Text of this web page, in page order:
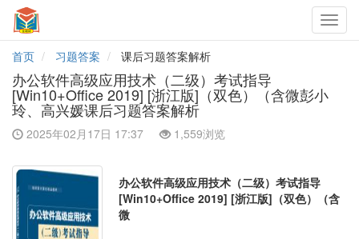
首页
习题答案 课后习题答案解析
办公软件高级应用技术（二级）考试指导
[Win10+Office 2019] [浙江版]（双色）（含微彭小
玲、高兴媛课后习题答案解析
2025年02月17日 17:37 1,559浏览
办公软件高级应用技术（二级）考试指导
[Win10+Office 2019] [浙江版]（双色）（含
微